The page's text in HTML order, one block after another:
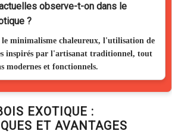
observe-t-on dans le
?
le minimalisme chaleureux, l'utilisation de
inspirés par l'artisanat traditionnel, tout
modernes et fonctionnels.
EXOTIQUE :
ET AVANTAGES